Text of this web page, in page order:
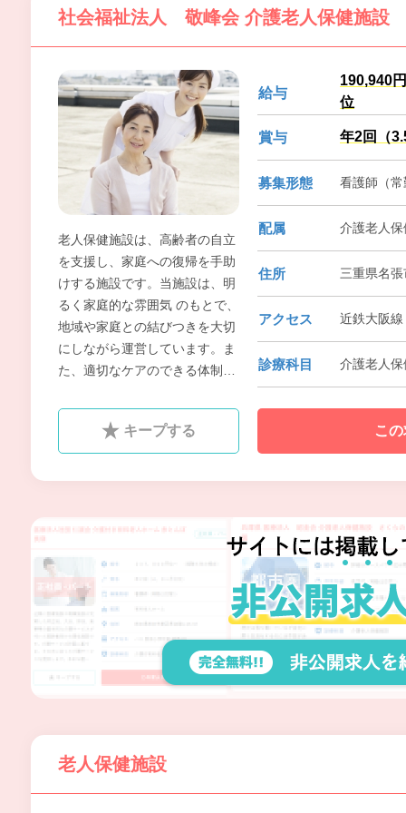
社会福祉法人 敬峰会 介護老人保健施設
老人保健施設は、高齢者の自立
を支援し、家庭への復帰を手助
けする施設です。当施設は、明
るく家庭的な雰囲気 のもとで、
地域や家庭との結びつきを大切
にしながら運営しています。ま
た、適切なケアのできる体制を
負担を少しでも軽減していきた
いと考えています。
給与
190,940
位
賞与 年2回（
募集形態 看護師（
配属 介護老人
住所 三重県名
アクセス 近鉄大阪
診療科目 介護老人
キープする こ
老人保健施設